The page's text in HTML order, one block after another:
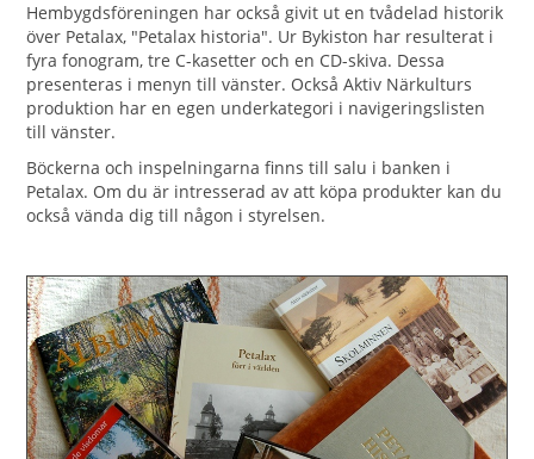
Hembygdsföreningen har också givit ut en tvådelad historik
över Petalax, "Petalax historia". Ur Bykiston har resulterat i
fyra fonogram, tre C-kasetter och en CD-skiva. Dessa
presenteras i menyn till vänster. Också Aktiv Närkulturs
produktion har en egen underkategori i navigeringslisten
till vänster.
Böckerna och inspelningarna finns till salu i banken i
Petalax. Om du är intresserad av att köpa produkter kan du
också vända dig till någon i styrelsen.